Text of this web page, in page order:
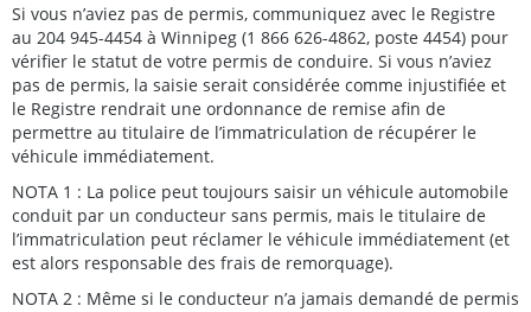
Si vous n’aviez pas de permis, communiquez avec le Registre
au 204 945-4454 à Winnipeg (1 866 626-4862, poste 4454) pour
vérifier le statut de votre permis de conduire. Si vous n’aviez
pas de permis, la saisie serait considérée comme injustifiée et
le Registre rendrait une ordonnance de remise afin de
permettre au titulaire de l’immatriculation de récupérer le
véhicule immédiatement.
NOTA 1 : La police peut toujours saisir un véhicule automobile
conduit par un conducteur sans permis, mais le titulaire de
l’immatriculation peut réclamer le véhicule immédiatement (et
est alors responsable des frais de remorquage).
NOTA 2 : Même si le conducteur n’a jamais demandé de permis